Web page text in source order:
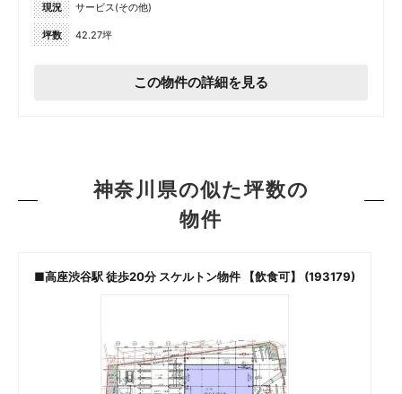
現況 サービス(その他)
坪数 42.27坪
この物件の詳細を見る
神奈川県の似た坪数の
物件
■高座渋谷駅 徒歩20分 スケルトン物件 【飲食可】 (193179)